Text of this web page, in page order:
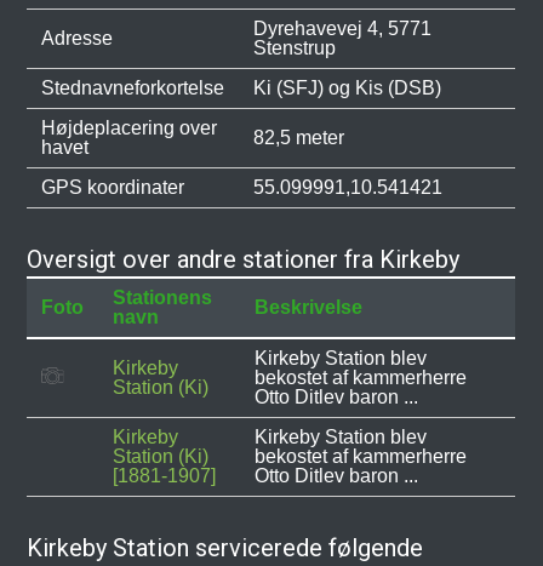
Adresse
Dyrehavevej 4, 5771
Stenstrup
Stednavneforkortelse
Ki (SFJ) og Kis (DSB)
Højdeplacering over
havet
82,5 meter
GPS koordinater 55.099991,10.541421
Oversigt over andre stationer fra Kirkeby
Foto
Stationens
navn
Beskrivelse
Kirkeby
Station (Ki)
Kirkeby Station blev
bekostet af kammerherre
Otto Ditlev baron ...
Kirkeby
Station (Ki)
[1881-1907]
Kirkeby Station blev
bekostet af kammerherre
Otto Ditlev baron ...
Kirkeby Station servicerede følgende